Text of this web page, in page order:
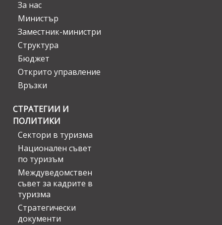
За нас
Министър
Заместник-министри
Структура
Бюджет
Открито управление
Връзки
СТРАТЕГИИ И
ПОЛИТИКИ
Сектори в туризма
Национален съвет
по туризъм
Междуведомствен
съвет за кадрите в
туризма
Стратегически
документи